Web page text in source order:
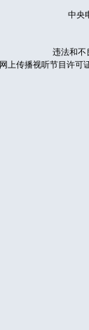
中央
违法和不
网上传播视听节目许可